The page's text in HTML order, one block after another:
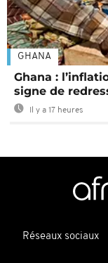
GHANA
Ghana :
signe de
Il y a 17 heures
Réseaux sociaux